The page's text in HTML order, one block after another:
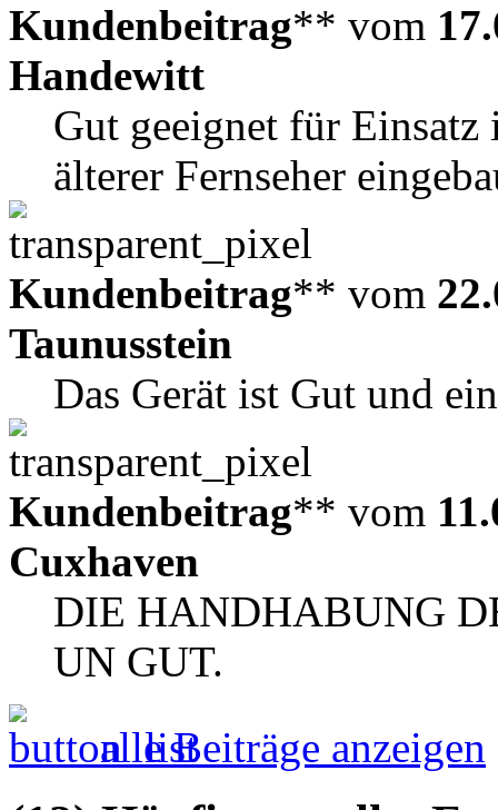
Kundenbeitrag** vom
Handewitt
Gut geeignet für
älterer Fernseher
Kundenbeitrag** vom
Taunusstein
Das Gerät ist Gut und
Kundenbeitrag** vom
Cuxhaven
DIE HANDHABUNG
UN GUT.
alle Beiträge anzeigen